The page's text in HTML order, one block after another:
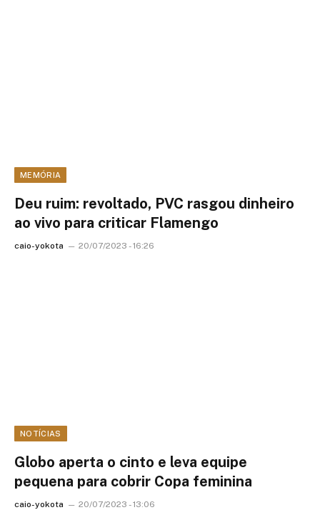
MEMÓRIA
Deu ruim: revoltado, PVC rasgou dinheiro
ao vivo para criticar Flamengo
caio-yokota 20/07/2023 - 16:26
NOTÍCIAS
Globo aperta o cinto e leva equipe
pequena para cobrir Copa feminina
caio-yokota 20/07/2023 - 13:06